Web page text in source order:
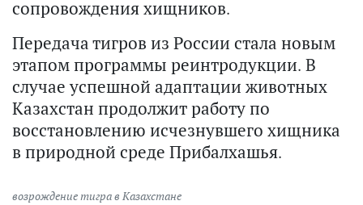
сопровождения хищников.
Передача тигров из России стала новым
этапом программы реинтродукции. В
случае успешной адаптации животных
Казахстан продолжит работу по
восстановлению исчезнувшего хищника
в природной среде Прибалхашья.
возрождение тигра в Казахстане